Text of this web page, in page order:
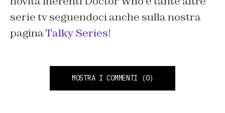
serie tv seguendoci anche sulla nostra
paginaTalky Series!
MOSTRA I COMMENTI (0)